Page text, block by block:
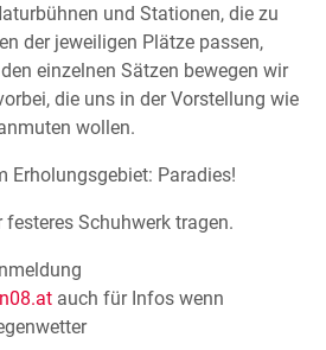
und Stationen, die zu
der jeweiligen Plätze passen,
einzelnen Sätzen bewegen wir
die uns in der Vorstellung wie
wollen.
Erholungsgebiet: Paradies!
Schuhwerk tragen.
auch für Infos wenn